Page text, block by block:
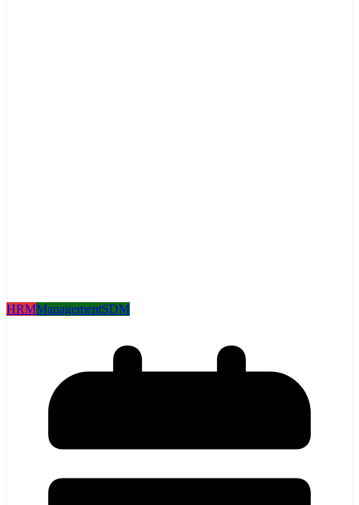
HRMManagementSDM